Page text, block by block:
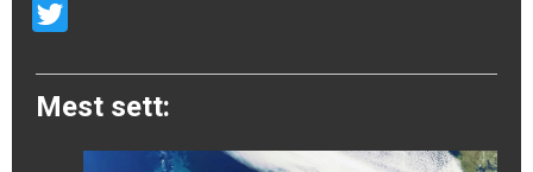
Email
Mest sett: